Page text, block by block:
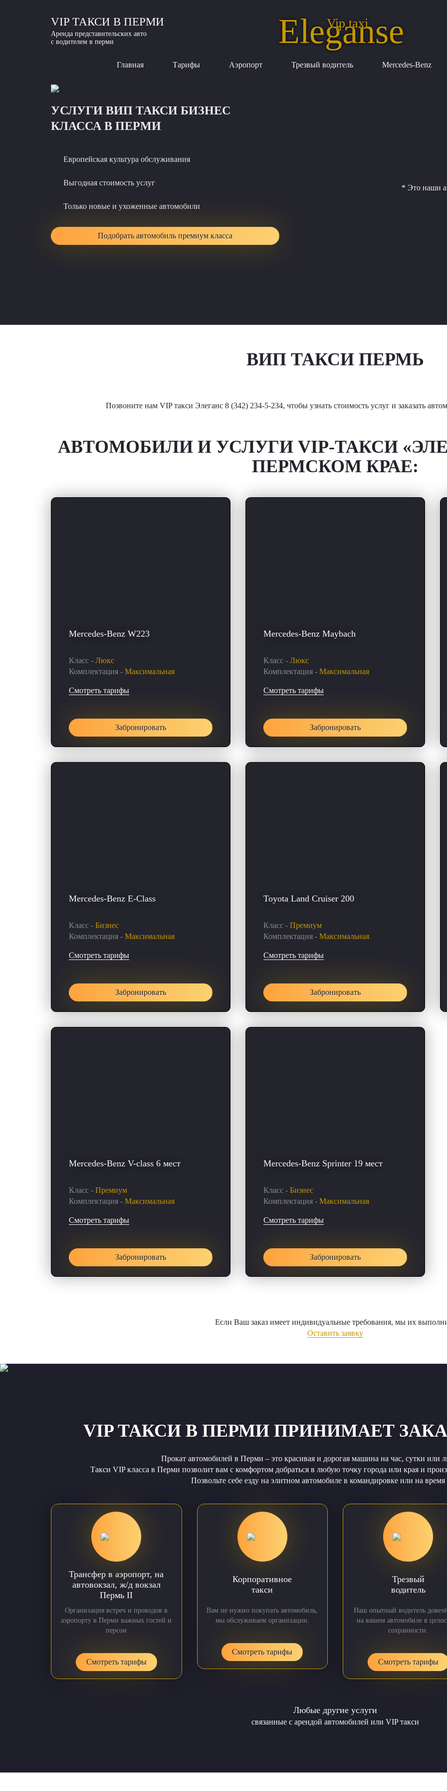
VIP ТАКСИ В ПЕРМИ
Аренда представительских авто
с водителем в перми
Vip taxi
Eleganse
Главная Тарифы Аэропорт Трезвый водитель Mercedes-Benz
УСЛУГИ ВИП ТАКСИ БИЗНЕС
КЛАССА В ПЕРМИ
Европейская культура обслуживания
Выгодная стоимость услуг
Только новые и ухоженные автомобили
Подобрать автомобиль премиум класса
* Это наши
ВИП ТАКСИ ПЕРМЬ
Позвоните нам VIP такси Элеганс 8 (342) 234-5-234, чтобы узнать стоимость услуг и заказать
АВТОМОБИЛИ И УСЛУГИ VIP-ТАКСИ
ПЕРМСКОМ КРАЕ:
Mercedes-Benz W223
Класс - Люкс
Комплектация - Максимальная
Смотреть тарифы
Забронировать
Mercedes-Benz Maybach
Класс - Люкс
Комплектация - Максимальная
Смотреть тарифы
Забронировать
Mercedes-Benz E-Class
Класс - Бизнес
Комплектация - Максимальная
Смотреть тарифы
Забронировать
Toyota Land Cruiser 200
Класс - Премиум
Комплектация - Максимальная
Смотреть тарифы
Забронировать
Mercedes-Benz V-class 6 мест
Класс - Премиум
Комплектация - Максимальная
Смотреть тарифы
Забронировать
Mercedes-Benz Sprinter 19 мест
Класс - Бизнес
Комплектация - Максимальная
Смотреть тарифы
Забронировать
Если Ваш заказ имеет индивидуальные требования, мы их
Оставить заявку
VIP ТАКСИ В ПЕРМИ ПРИНИМАЕТ
Прокат автомобилей в Перми – это красивая и дорогая машина на час, сутки или
Такси VIP класса в Перми позволит вам с комфортом добраться в любую точку города или края и
Позвольте себе езду на элитном автомобиле в командировке или на
Трансфер в аэропорт, на
автовокзал, ж/д вокзал
Пермь II
Организация встреч и проводов в
аэропорту в Перми важных гостей и
персон
Смотреть тарифы
Корпоративное
такси
Вам не нужно покупать автомобиль,
мы обслуживаем организации.
Смотреть тарифы
Трезвый
водитель
Наш опытный водитель
на вашем автомобиле в
сохранности.
Смотреть тарифы
Любые другие услуги
связанные с арендой автомобилей или VIP такси